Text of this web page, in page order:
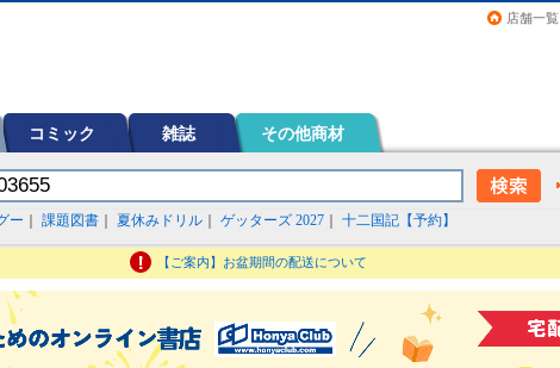
店舗一覧
コミック 雑誌 その他商材
ー 課題図書 夏休みドリル ゲッターズ 2027 十二国記【予約】
【ご案内】お盆期間の配送について